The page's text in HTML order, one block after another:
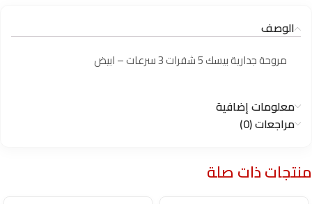
الوصف
مروحة جدارية بيسك 5 شفرات 3 سرعات – ابيض
معلومات إضافية
مراجعات (0)
منتجات ذات صلة